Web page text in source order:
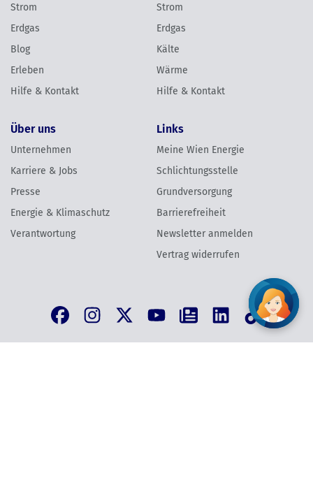
Strom
Erdgas
Blog
Erleben
Hilfe & Kontakt
Strom
Erdgas
Kälte
Wärme
Hilfe & Kontakt
Über uns
Unternehmen
Karriere & Jobs
Presse
Energie & Klimaschutz
Verantwortung
Links
Meine Wien Energie
Schlichtungsstelle
Grundversorgung
Barrierefreiheit
Newsletter anmelden
Vertrag widerrufen